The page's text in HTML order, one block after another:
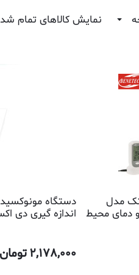
نمایش کالاهای تمام
مدل
دستگاه
اندازه گیری دی
2,178,000تومان